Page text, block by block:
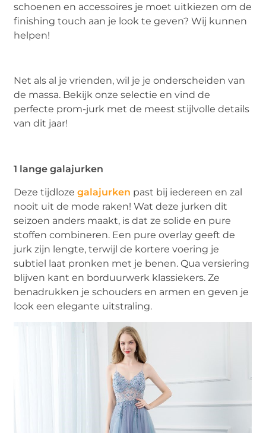
schoenen en accessoires je moet uitkiezen om de
finishing touch aan je look te geven? Wij kunnen
helpen!
Net als al je vrienden, wil je je onderscheiden van
de massa. Bekijk onze selectie en vind de
perfecte prom-jurk met de meest stijlvolle details
van dit jaar!
1 lange galajurken
Deze tijdlozegalajurken past bij iedereen en zal
nooit uit de mode raken! Wat deze jurken dit
seizoen anders maakt, is dat ze solide en pure
stoffen combineren. Een pure overlay geeft de
jurk zijn lengte, terwijl de kortere voering je
subtiel laat pronken met je benen. Qua versiering
blijven kant en borduurwerk klassiekers. Ze
benadrukken je schouders en armen en geven je
look een elegante uitstraling.